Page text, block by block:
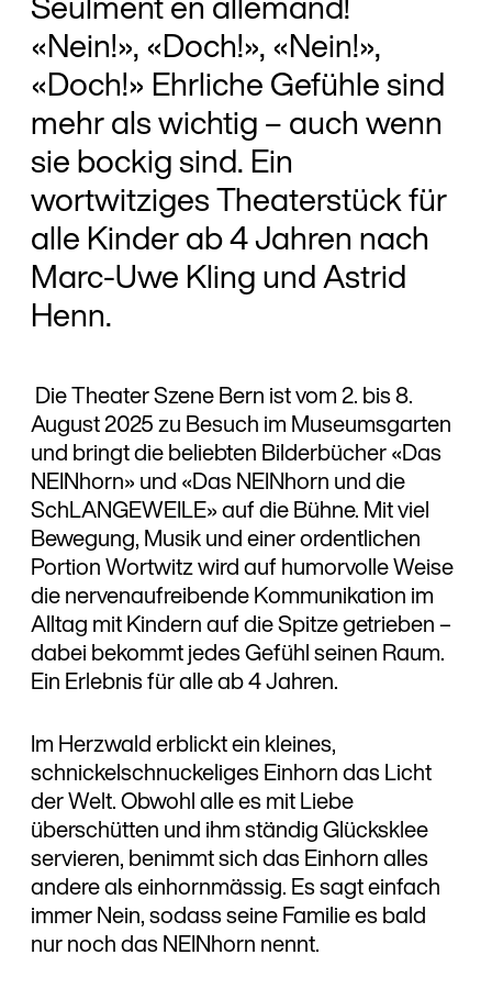
«Nein!», «Doch!», «Nein!»,
«Doch!» Ehrliche Gefühle sind
mehr als wichtig – auch wenn
sie bockig sind. Ein
wortwitziges Theaterstück für
alle Kinder ab 4 Jahren nach
Marc-Uwe Kling und Astrid
Henn.
Die Theater Szene Bern ist vom 2. bis 8.
August 2025 zu Besuch im Museumsgarten
und bringt die beliebten Bilderbücher «Das
NEINhorn» und «Das NEINhorn und die
SchLANGEWEILE» auf die Bühne. Mit viel
Bewegung, Musik und einer ordentlichen
Portion Wortwitz wird auf humorvolle Weise
die nervenaufreibende Kommunikation im
Alltag mit Kindern auf die Spitze getrieben –
dabei bekommt jedes Gefühl seinen Raum.
Ein Erlebnis für alle ab 4 Jahren.
Im Herzwald erblickt ein kleines,
schnickelschnuckeliges Einhorn das Licht
der Welt. Obwohl alle es mit Liebe
überschütten und ihm ständig Glücksklee
servieren, benimmt sich das Einhorn alles
andere als einhornmässig. Es sagt einfach
immer Nein, sodass seine Familie es bald
nur noch das NEINhorn nennt.